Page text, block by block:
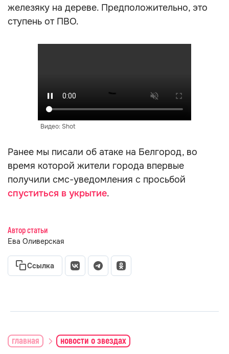
железяку на дереве. Предположительно, это
ступень от ПВО.
Видео: Shot
Ранее мы писали об атаке на Белгород, во
время которой жители города впервые
получили смс-уведомления с просьбой
спуститься в укрытие.
Автор статьи
Ева Оливерская
Ссылка
главная новости о звездах